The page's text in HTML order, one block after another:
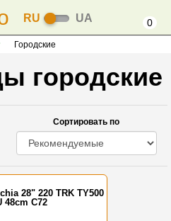
RU UA 0
Городские
городские
Сортировать по
28" 220 TRK TY500
48cm C72